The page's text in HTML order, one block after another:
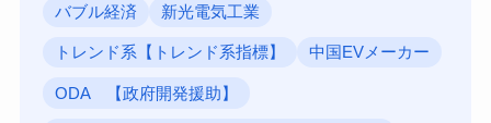
バブル経済 新光電気工業
トレンド系【トレンド系指標】 中国EVメーカー
ODA 【政府開発援助】